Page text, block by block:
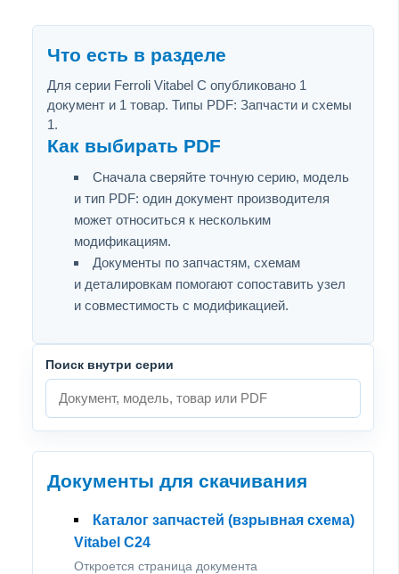
Что есть в разделе
Для серии Ferroli Vitabel C опубликовано 1
документ и 1 товар. Типы PDF: Запчасти и схемы
1.
Как выбирать PDF
Сначала сверяйте точную серию, модель
и тип PDF: один документ производителя
может относиться к нескольким
модификациям.
Документы по запчастям, схемам
и деталировкам помогают сопоставить узел
и совместимость с модификацией.
Поиск внутри серии
Документы для скачивания
Каталог запчастей (взрывная схема)
Vitabel С24
Откроется страница документа